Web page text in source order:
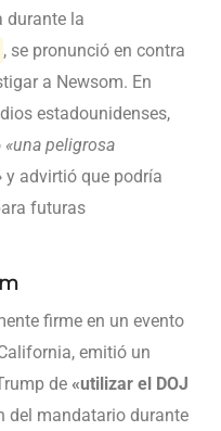
durante la
, se pronunció en contra
a Newsom. En
estadounidenses,
«una peligrosa
y advirtió que podría
futuras
firme en un evento
emitió un
de «utilizar el DOJ
del mandatario durante